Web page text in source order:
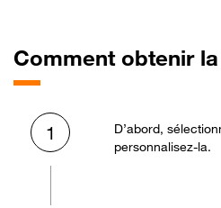
Comment obtenir
1
D’abord,
personnalisez-la.